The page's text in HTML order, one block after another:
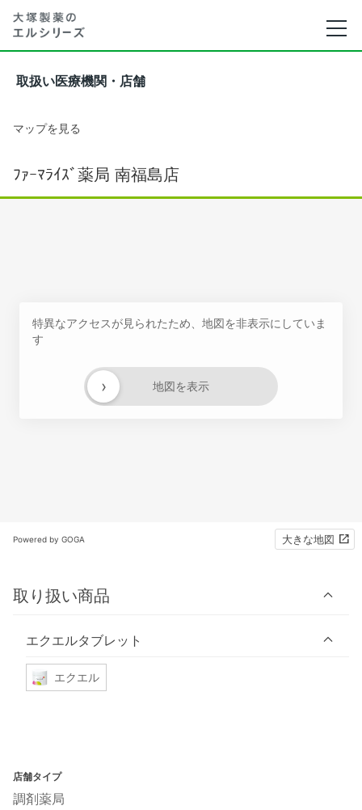
取扱い医療機関・店舗
マップを見る
ﾌｧｰﾏﾗｲｽﾞ薬局 南福島店
特異なアクセスが見られたため、地図を非表示にしていま
す
地図を表示
›
Powered by GOGA 大きな地図
取り扱い商品
エクエルタブレット
エクエル
店舗タイプ
調剤薬局